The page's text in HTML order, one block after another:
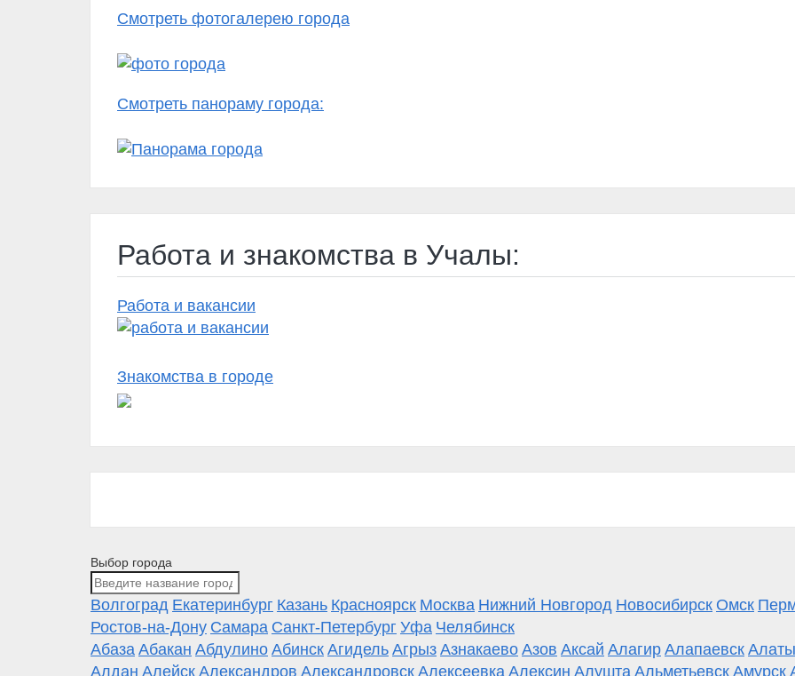
Смотреть фотогалерею города
Смотреть панораму города:
Работа и знакомства в Учалы:
Работа и вакансии
Знакомства в городе
Выбор города
Волгоград Екатеринбург Казань Красноярск Москва Нижний Новгород Новосибирск Омск
Ростов-на-Дону Самара Санкт-Петербург Уфа Челябинск
Абаза Абакан Абдулино Абинск Агидель Агрыз Азнакаево Азов Аксай Алагир Алапаевск
Алдан Алейск Александров Александровск Алексеевка Алексин Алушта Альметьевск Амурск